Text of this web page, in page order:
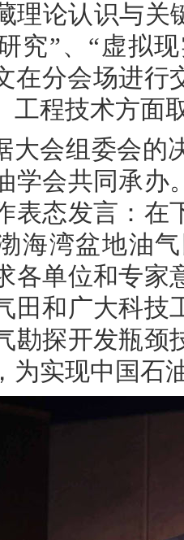
理论认识与关
究”、“虚拟
在分会场进行
工程技术方面
大会组委会的
学会共同承办
表态发言：在
海湾盆地油
各单位和专家
田和广大科技
勘探开发瓶颈
为实现中国石